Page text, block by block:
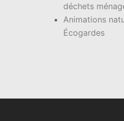
déchets
Animations
Écogardes